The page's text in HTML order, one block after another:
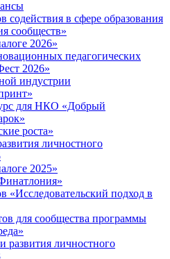
содействия в сфере образования
сообществ»
2026»
педагогических
2026»
индустрии
для НКО «Добрый
роста»
личностного
2025»
«Исследовательский подход в
для сообщества программы
развития личностного